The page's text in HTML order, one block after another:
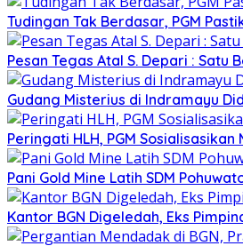
Tudingan Tak Berdasar, PGM
Pesan Tegas Atal S. Depari :
Gudang Misterius di Indramayu
Peringati HLH, PGM
Pani Gold Mine Latih SDM
Kantor BGN Digeledah, Eks